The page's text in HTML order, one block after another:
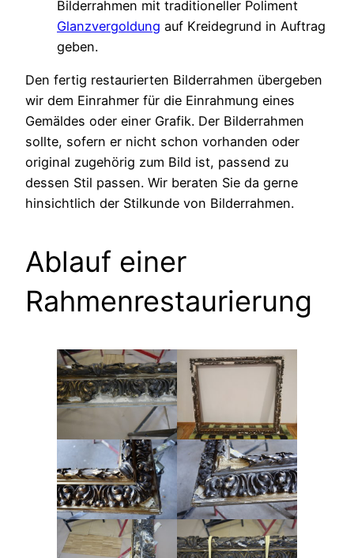
Bilderrahmen mit traditioneller Poliment
Glanzvergoldung auf Kreidegrund in Auftrag
geben.
Den fertig restaurierten Bilderrahmen übergeben
wir dem Einrahmer für die Einrahmung eines
Gemäldes oder einer Grafik. Der Bilderrahmen
sollte, sofern er nicht schon vorhanden oder
original zugehörig zum Bild ist, passend zu
dessen Stil passen. Wir beraten Sie da gerne
hinsichtlich der Stilkunde von Bilderrahmen.
Ablauf einer
Rahmenrestaurierung